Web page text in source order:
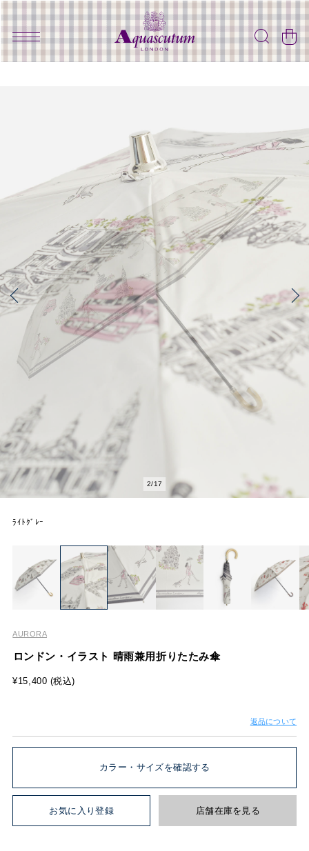
2/17
ﾗｲﾄｸﾞﾚｰ
AURORA
ロンドン・イラスト 晴雨兼用折りたたみ傘
¥15,400 (税込)
返品について
カラー・サイズを確認する
お気に入り登録 店舗在庫を見る